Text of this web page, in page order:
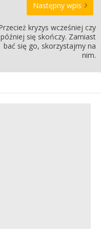
Następny wpis
kryzys wcześniej czy
później się skończy. Zamiast
bać się go, skorzystajmy na
nim.